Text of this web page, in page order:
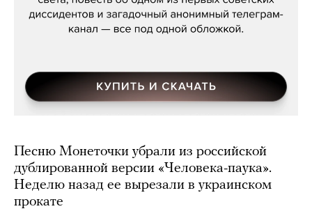
Песню Монеточки убрали из российской
дублированной версии «Человека-паука».
Неделю назад ее вырезали в украинском
прокате